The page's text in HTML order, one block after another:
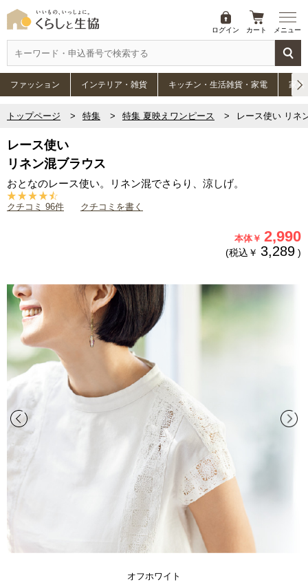
ログイン カート メニュー
ファッション インテリア・雑貨 キッチン・生活雑貨・家電 家具
トップページ 特集 特集 夏映えワンピース レース使い リネ
レース使い
リネン混ブラウス
おとなのレース使い。リネン混でさらり、涼しげ。
クチコミ 96件 クチコミを書く
本体￥ 2,990
(税込￥ 3,289 )
オフホワイト